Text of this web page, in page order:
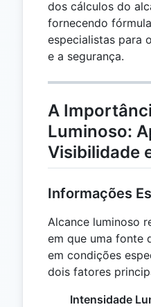
dos cálculos do
fornecendo
especialistas para
e a segurança.
A
Luminoso:
Visibilidade
Informações
Alcance luminoso
em que uma fonte
em condições
dois fatores
Intensidade